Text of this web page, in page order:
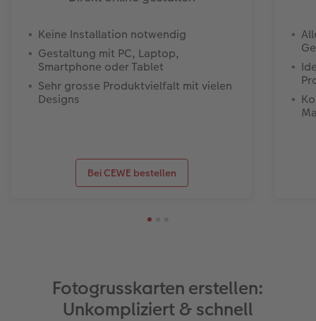
Keine Installation notwendig
Gestaltung mit PC, Laptop,
Smartphone oder Tablet
Sehr grosse Produktvielfalt mit vielen
Designs
Bei CEWE bestellen
Fotogrusskarten erstellen:
Unkompliziert & schnell